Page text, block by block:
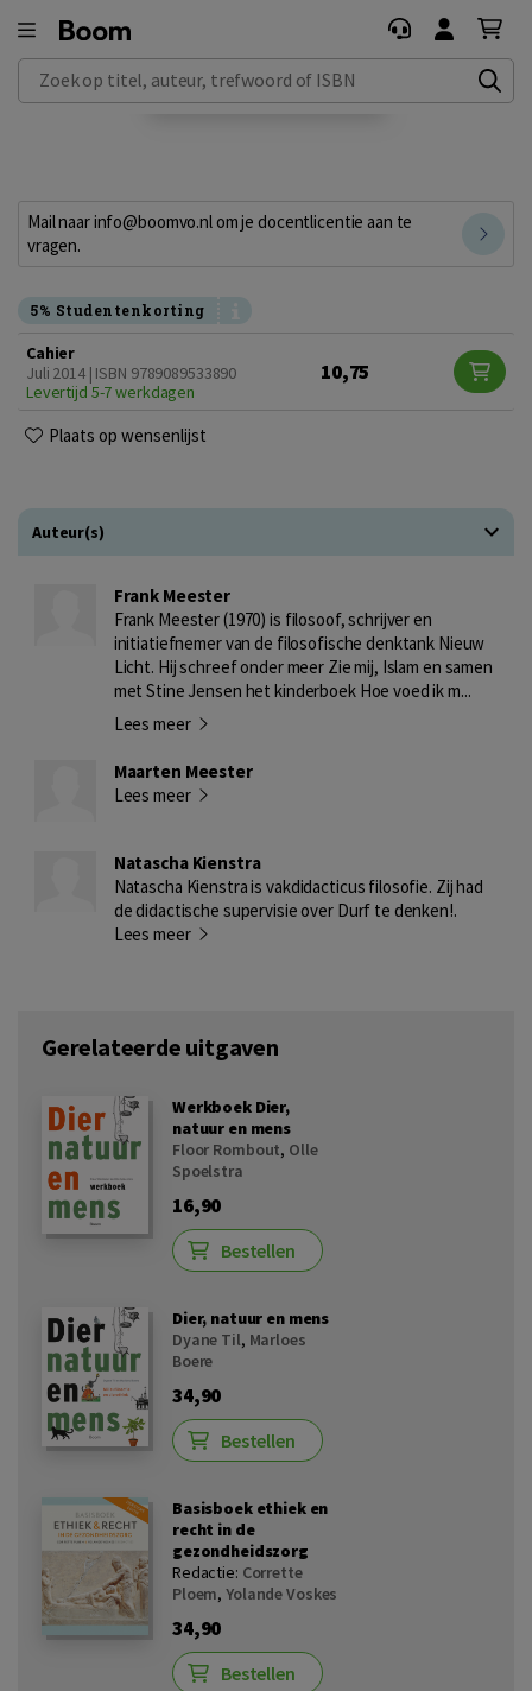
Zoek op titel, auteur, trefwoord of ISBN
Mail naar info@boomvo.nl om je docentlicentie aan te
vragen.
5% Studentenkorting
Cahier
Juli 2014 | ISBN 9789089533890
Levertijd 5-7 werkdagen
10,75
Plaats op wensenlijst
Auteur(s)
Frank Meester
Frank Meester (1970) is filosoof, schrijver en
initiatiefnemer van de filosofische denktank Nieuw
Licht. Hij schreef onder meer Zie mij, Islam en samen
met Stine Jensen het kinderboek Hoe voed ik m...
Lees meer
Maarten Meester
Lees meer
Natascha Kienstra
Natascha Kienstra is vakdidacticus filosofie. Zij had
de didactische supervisie over Durf te denken!.
Lees meer
Gerelateerde uitgaven
Werkboek Dier,
natuur en mens
Floor Rombout, Olle
Spoelstra
16,90
Bestellen
Dier, natuur en mens
Dyane Til, Marloes
Boere
34,90
Bestellen
Basisboek ethiek en
recht in de
gezondheidszorg
Redactie: Corrette
Ploem,Yolande Voskes
34,90
Bestellen